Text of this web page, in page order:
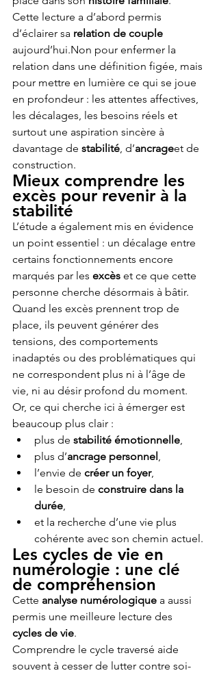
Cette lecture a d’abord permis
d’éclairer sa relation de couple
aujourd’hui.Non pour enfermer la
relation dans une définition figée, mais
pour mettre en lumière ce qui se joue
en profondeur : les attentes affectives,
les décalages, les besoins réels et
surtout une aspiration sincère à
davantage de stabilité, d’ancrageet de
construction.
Mieux comprendre les
excès pour revenir à la
stabilité
L’étude a également mis en évidence
un point essentiel : un décalage entre
certains fonctionnements encore
marqués par les excès et ce que cette
personne cherche désormais à bâtir.
Quand les excès prennent trop de
place, ils peuvent générer des
tensions, des comportements
inadaptés ou des problématiques qui
ne correspondent plus ni à l’âge de
vie, ni au désir profond du moment.
Or, ce qui cherche ici à émerger est
beaucoup plus clair :
plus de stabilité émotionnelle,
plus d’ancrage personnel,
l’envie de créer un foyer,
le besoin de construire dans la
durée,
et la recherche d’une vie plus
cohérente avec son chemin actuel.
Les cycles de vie en
numérologie : une clé
de compréhension
Cette analyse numérologique a aussi
permis une meilleure lecture des
cycles de vie.
Comprendre le cycle traversé aide
souvent à cesser de lutter contre soi-